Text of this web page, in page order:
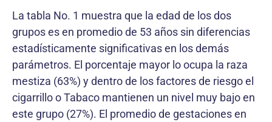
La tabla No. 1 muestra que la edad de los dos
grupos es en promedio de 53 años sin diferencias
estadísticamente significativas en los demás
parámetros. El porcentaje mayor lo ocupa la raza
mestiza (63%) y dentro de los factores de riesgo el
cigarrillo o Tabaco mantienen un nivel muy bajo en
este grupo (27%). El promedio de gestaciones en